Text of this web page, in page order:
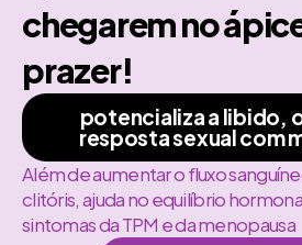
chegarem no
prazer!
potencializa a libido,
resposta sexual com
Além de aumentar o fluxo
clitóris, ajuda no equilíbrio
sintomas da TPM e da menopausa